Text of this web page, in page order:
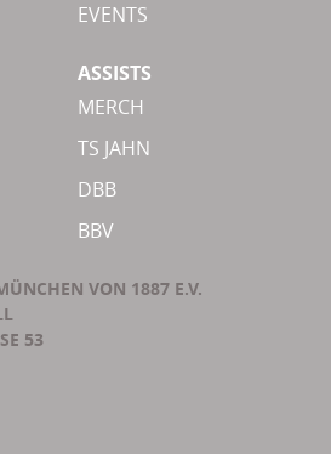
EVENTS
ASSISTS
MERCH
TS JAHN
DBB
BBV
VON 1887 E.V.
53